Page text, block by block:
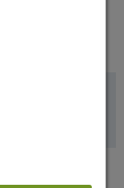
Lüdenscheid